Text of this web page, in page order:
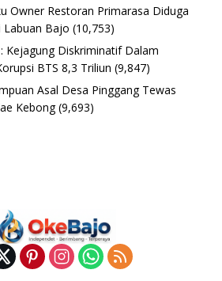
Owner Restoran Primarasa Diduga
Labuan Bajo (10,753)
Kejagung Diskriminatif Dalam
BTS 8,3 Triliun (9,847)
Asal Desa Pinggang Tewas
Kebong (9,693)